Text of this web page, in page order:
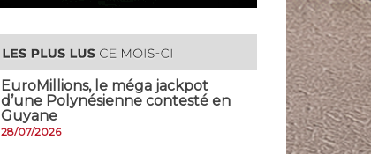
EuroMillions, ​le méga jackpot
d’une Polynésienne contesté en
Guyane
28/07/2026